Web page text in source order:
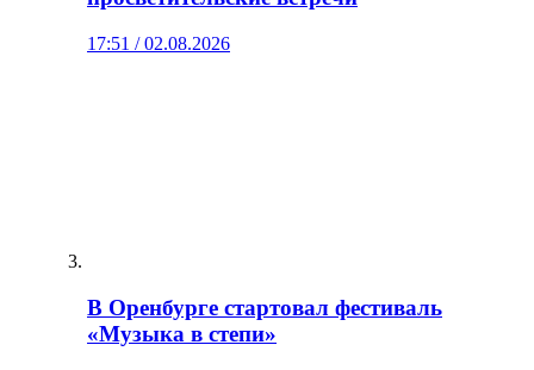
17:51 / 02.08.2026
В Оренбурге стартовал фестиваль
«Музыка в степи»